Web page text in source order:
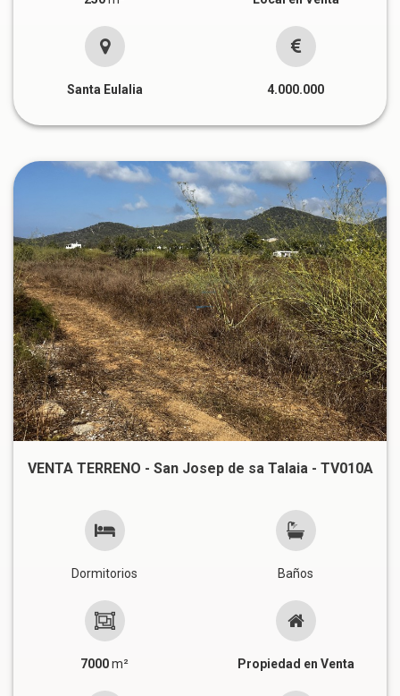
Santa Eulalia 4.000.000
VENTA TERRENO - San Josep de sa Talaia - TV010A
Dormitorios Baños
7000m² Propiedad en Venta